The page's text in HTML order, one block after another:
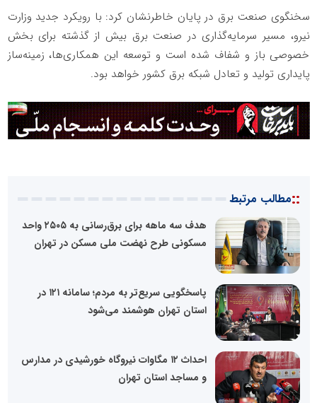
سخنگوی صنعت برق در پایان خاطرنشان کرد: با رویکرد جدید وزارت
نیرو، مسیر سرمایه‌گذاری در صنعت برق بیش از گذشته برای بخش
خصوصی باز و شفاف شده است و توسعه این همکاری‌ها، زمینه‌ساز
پایداری تولید و تعادل شبکه برق کشور خواهد بود.
::مطالب مرتبط
هدف سه ماهه برای برق‌رسانی به ۲۵۰۵ واحد
مسکونی طرح نهضت ملی مسکن در تهران
پاسخگویی سریع‌تر به مردم؛ سامانه ۱۲۱ در
استان تهران هوشمند می‌شود
احداث ۱۲ مگاوات نیروگاه خورشیدی در مدارس
و مساجد استان تهران